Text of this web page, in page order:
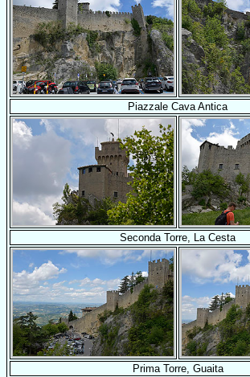
Piazzale Cava Antica
Seconda Torre, La Cesta
Prima Torre, Guaita